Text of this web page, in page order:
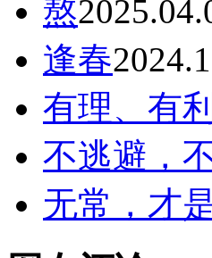
熬
逢春
有理、有
不逃避，
无常，才